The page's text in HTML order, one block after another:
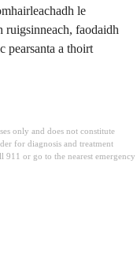
le
ruigsinneach, faodaidh
pearsanta a thoirt
only and does not constitute
for diagnosis and treatment
911 or go to the nearest emergency